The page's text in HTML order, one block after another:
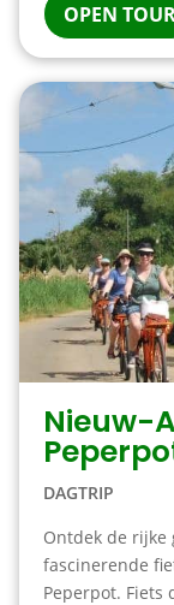
OPEN
Nieuw-
DAGTRIP
Ontdek de rijke
fascinerende
Peperpot. Fiets